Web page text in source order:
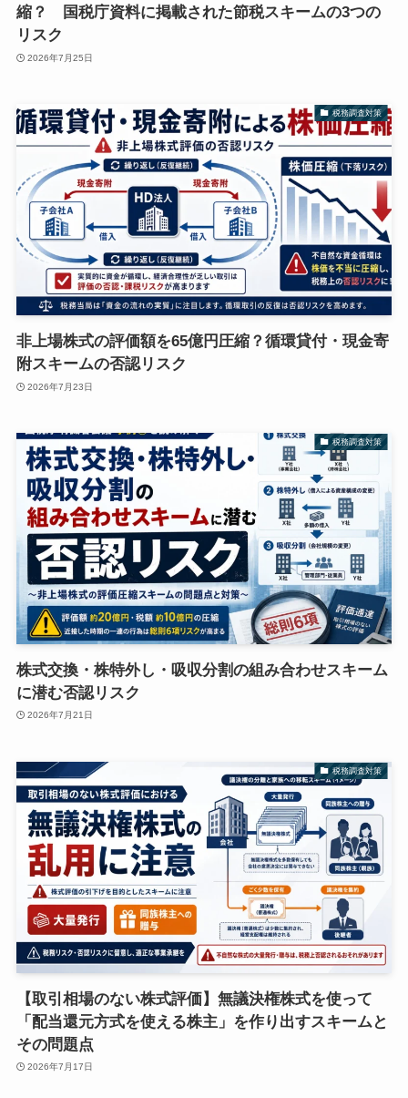
縮？ 国税庁資料に掲載された節税スキームの3つの
リスク
2026年7月25日
税務調査対策
非上場株式の評価額を65億円圧縮？循環貸付・現金寄
附スキームの否認リスク
2026年7月23日
税務調査対策
株式交換・株特外し・吸収分割の組み合わせスキーム
に潜む否認リスク
2026年7月21日
税務調査対策
【取引相場のない株式評価】無議決権株式を使って
「配当還元方式を使える株主」を作り出すスキームと
その問題点
2026年7月17日